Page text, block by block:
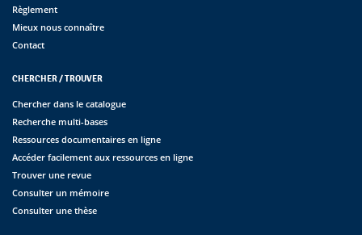
Règlement
Mieux nous connaître
Contact
CHERCHER / TROUVER
Chercher dans le catalogue
Recherche multi-bases
Ressources documentaires en ligne
Accéder facilement aux ressources en ligne
Trouver une revue
Consulter un mémoire
Consulter une thèse